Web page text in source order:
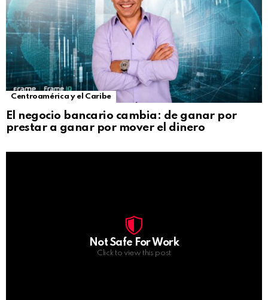
Centroamérica y el Caribe
El negocio bancario cambia: de ganar por
prestar a ganar por mover el dinero
Not Safe For Work
Click to view this post